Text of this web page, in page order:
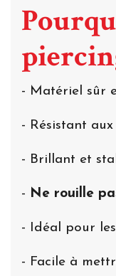
- Matériel sûr
- Résistant aux
- Brillant et
- Ne rouille
- Idéal pour
- Facile à